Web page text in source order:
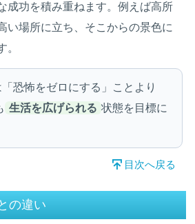
成功を積み重ねます。例えば高所
い場所に立ち、そこからの景色に
。
「恐怖をゼロにする」ことより
生活を広げられる 状態を目標に
目次へ戻る
の違い